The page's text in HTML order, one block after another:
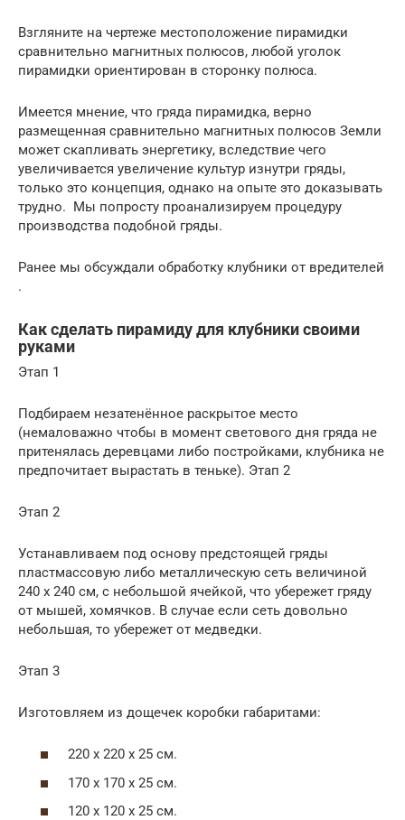
Взгляните на чертеже местоположение пирамидки
сравнительно магнитных полюсов, любой уголок
пирамидки ориентирован в сторонку полюса.
Имеется мнение, что гряда пирамидка, верно
размещенная сравнительно магнитных полюсов Земли
может скапливать энергетику, вследствие чего
увеличивается увеличение культур изнутри гряды,
только это концепция, однако на опыте это доказывать
трудно. Мы попросту проанализируем процедуру
производства подобной гряды.
Ранее мы обсуждали обработку клубники от вредителей
.
Как сделать пирамиду для клубники своими
руками
Этап 1
Подбираем незатенённое раскрытое место
(немаловажно чтобы в момент светового дня гряда не
притенялась деревцами либо постройками, клубника не
предпочитает вырастать в теньке). Этап 2
Этап 2
Устанавливаем под основу предстоящей гряды
пластмассовую либо металлическую сеть величиной
240 х 240 см, с небольшой ячейкой, что убережет гряду
от мышей, хомячков. В случае если сеть довольно
небольшая, то убережет от медведки.
Этап 3
Изготовляем из дощечек коробки габаритами:
220 х 220 х 25 см.
170 х 170 х 25 см.
120 х 120 х 25 см.